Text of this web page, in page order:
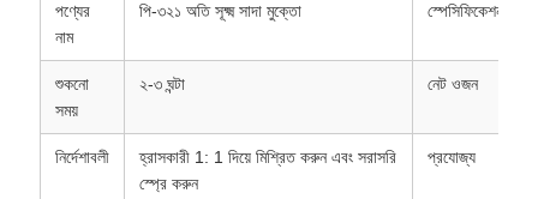
পণ্যের
নাম
পি-৩২১ অতি সূক্ষ্ম সাদা মুক্তো স্পেসিফিকেশন
শুকনো
সময়
২-৩ ঘন্টা নেট ওজন
নির্দেশাবলী
হ্রাসকারী 1: 1 দিয়ে মিশ্রিত করুন এবং সরাসরি
স্প্রে করুন
প্রযোজ্য